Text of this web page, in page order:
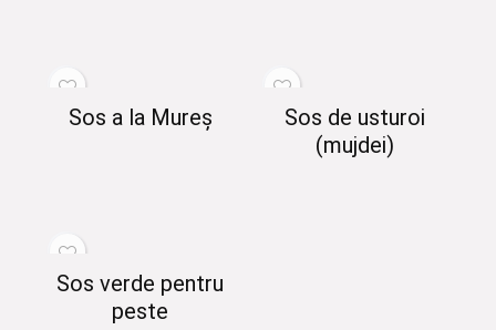
Sos a la Mureș
Sos de usturoi
(mujdei)
Sos verde pentru
peste